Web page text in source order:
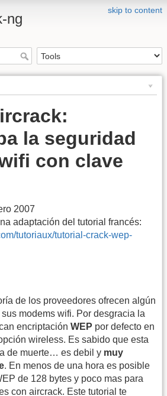
skip to content
ng
la seguridad
con clave
2007
adaptación del tutorial francés:
tutoriaux/tutorial-crack-wep-
de los proveedores ofrecen algún
modems wifi. Por desgracia la
encriptación WEP por defecto en
wireless. Es sabido que esta
de muerte… es debil y muy
. En menos de una hora es posible
de 128 bytes y poco mas para
con aircrack. Este tutorial te